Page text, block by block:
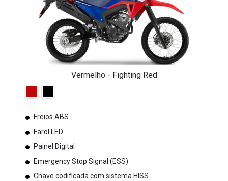
Vermelho - Fighting Red
Freios ABS
Farol LED
Painel Digital
Emergency Stop Signal (ESS)
Chave codificada com sistema HISS